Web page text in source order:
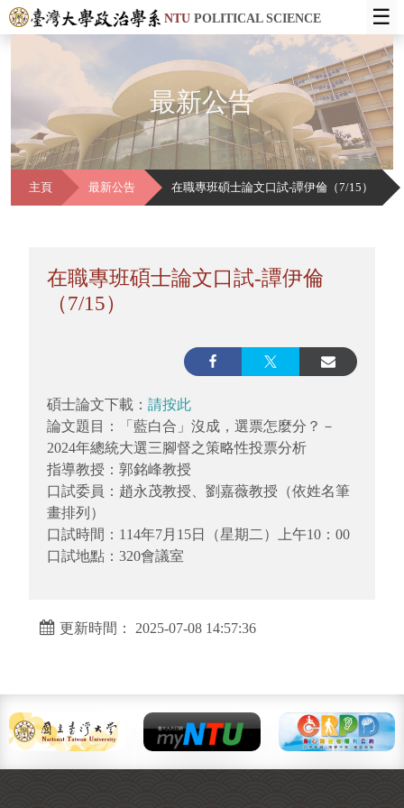
NTUPOLITICAL SCIENCE ☰
最新公告
主頁 最新公告 在職專班碩士論文口試-譚伊倫（7/15）
在職專班碩士論文口試-譚伊倫
（7/15）
碩士論文下載： 請按此
論文題目：「藍白合」沒成，選票怎麼分？－
2024年總統大選三腳督之策略性投票分析
指導教授：郭銘峰教授
口試委員：趙永茂教授、劉嘉薇教授（依姓名筆
畫排列）
口試時間：114年7月15日（星期二）上午10：00
口試地點：320會議室
更新時間： 2025-07-08 14:57:36